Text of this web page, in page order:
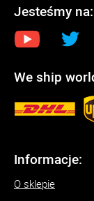
Jesteśmy na:
We ship
Informacje:
O sklepie